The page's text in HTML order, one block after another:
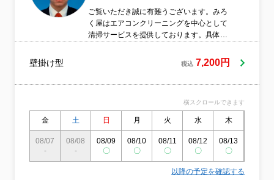
ご覧いただき誠に有難うございます。みろ
く屋はエアコンクリーニングを中心として
清掃サービスを提供しております。具体的
行、墓地の清掃、墓石クリーニング、墓石
コーティング、神社や仏閣の清掃も行って
は、“ありがとう”を追求することで、お客様
の「幸福」に貢献することです。最高の到
言っていただける、そんな姿を想像してい
ます。みろく屋の創業理念である「より良
い世界を築く一端を担う」にはその想いを
込めています。「あなたに出会えてよかっ
壁掛け型 税込 7,200円
横スクロールできます
金 土 日 月 火 水 木
08/07
-
08/08
-
08/09
〇
08/10
〇
08/11
〇
08/12
〇
08/13
〇
以降の予定を確認する